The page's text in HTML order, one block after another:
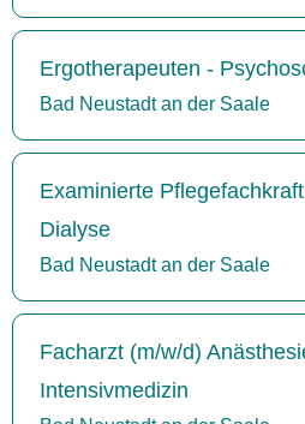
Ergotherapeuten -
Bad Neustadt an der Saale
Examinierte
Dialyse
Bad Neustadt an der Saale
Facharzt (m/w/d)
Intensivmedizin